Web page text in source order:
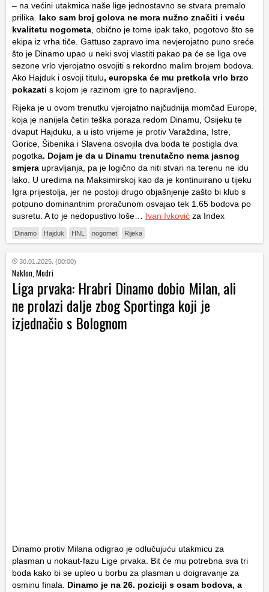
– na većini utakmica naše lige jednostavno se stvara premalo
prilika. Iako sam broj golova ne mora nužno značiti i veću
kvalitetu nogometa, obično je tome ipak tako, pogotovo što se
ekipa iz vrha tiče. Gattuso zapravo ima nevjerojatno puno sreće
što je Dinamo upao u neki svoj vlastiti pakao pa će se liga ove
sezone vrlo vjerojatno osvojiti s rekordno malim brojem bodova.
Ako Hajduk i osvoji titulu, europska će mu pretkola vrlo brzo
pokazati s kojom je razinom igre to napravljeno.
Rijeka je u ovom trenutku vjerojatno najčudnija momčad Europe,
koja je nanijela četiri teška poraza redom Dinamu, Osijeku te
dvaput Hajduku, a u isto vrijeme je protiv Varaždina, Istre,
Gorice, Šibenika i Slavena osvojila dva boda te postigla dva
pogotka. Dojam je da u Dinamu trenutačno nema jasnog
smjera upravljanja, pa je logično da niti stvari na terenu ne idu
lako. U uredima na Maksimirskoj kao da je kontinuirano u tijeku
Igra prijestolja, jer ne postoji drugo objašnjenje zašto bi klub s
potpuno dominantnim proračunom osvajao tek 1.65 bodova po
susretu. A to je nedopustivo loše… Ivan Ivković za Index
Dinamo Hajduk HNL nogomet Rijeka
30.01.2025. (00:00)
Naklon, Modri
Liga prvaka: Hrabri Dinamo dobio Milan, ali
ne prolazi dalje zbog Sportinga koji je
izjednačio s Bolognom
Dinamo protiv Milana odigrao je odlučujuću utakmicu za
plasman u nokaut-fazu Lige prvaka. Bit će mu potrebna sva tri
boda kako bi se upleo u borbu za plasman u doigravanje za
osminu finala. Dinamo je na 26. poziciji s osam bodova, a